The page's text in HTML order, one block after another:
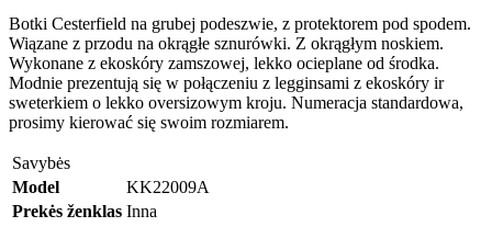
Botki Cesterfield na grubej podeszwie, z protektorem pod spodem.
Wiązane z przodu na okrągłe sznurówki. Z okrągłym noskiem.
Wykonane z ekoskóry zamszowej, lekko ocieplane od środka.
Modnie prezentują się w połączeniu z legginsami z ekoskóry ir
sweterkiem o lekko oversizowym kroju. Numeracja standardowa,
prosimy kierować się swoim rozmiarem.
Savybės
Model
KK22009A
Prekės ženklas Inna